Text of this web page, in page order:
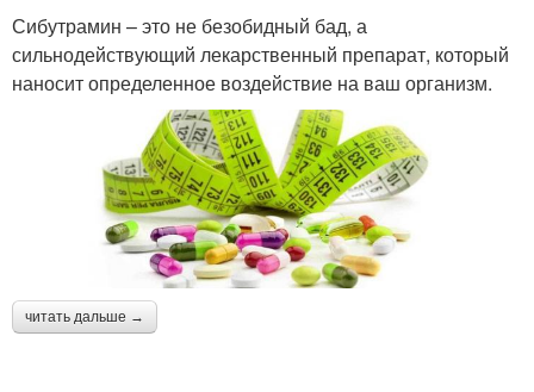
Сибутрамин – это не безобидный бад, а
сильнодействующий лекарственный препарат, который
наносит определенное воздействие на ваш организм.
читать дальше →